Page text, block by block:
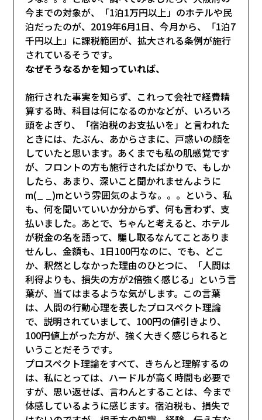
今までの対象が、「1泊1万円以上」のホテルや民
泊だったのが、2019年6月1日、今月から、「1泊7
千円以上」に課税範囲が、拡大される条例が施行
されているそうです。
なぜそうなるかを知っていれば、
施行された事実を知らず、これって会社で経費精
算する時、科目は何になるのかなどが、いろいろ
頭をよぎり、「宿泊税のお支払いを」と言われた
ときには、たぶん、あからさまに、戸惑いの顔を
していたと思います。あくまでも私の肌感覚です
が、フロントの方も施行されたばかりで、もしか
したら、あまり、深いこと聞かれませんように
m(_ _)mという雰囲気のような。。。という、私
も、何を聞いていいか分からず、何も言わず、支
払いました。あとで、ちゃんと考えると、ホテル
が税金の名を語って、騙し取るなんてことありま
せんし、金額も、1日100円なのに、でも、どこ
か、釈然としなかった理由のひとつに、「人間は
利得よりも、損失の方が2倍強く感じる」という言
葉が、当てはまるような気がします。この言葉
は、人間の行動心理を表したプロスペクト理論
で、説明されていまして、100円の値引きより、
100円値上がった方が、強く大きく感じられると
いうことだそうです。
プロスペクト理論をすべて、きちんと理解するの
は、私にとっては、ハードルが高く時間も必要で
すが、思い返せば、言わんとすることは、今まで
体感しているように感じます。宿泊税も、損失で